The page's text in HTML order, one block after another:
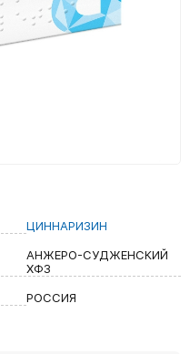
ЦИННАРИЗИН
АНЖЕРО-СУДЖЕНСКИЙ
ХФЗ
РОССИЯ